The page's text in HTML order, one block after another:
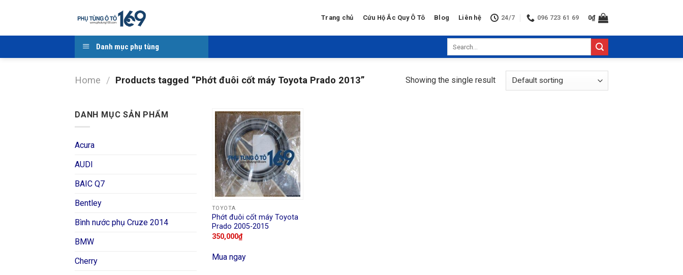
Trang chủ Cứu Hộ Ắc Quy Ô Tô Blog Liên hệ 24/7 096 723 61 69 0₫
Danh mục phụ tùng
Home / Products tagged “Phớt đuôi cốt máy Toyota Prado 2013” Showing the single result
DANH MỤC SẢN PHẨM
Acura
AUDI
BAIC Q7
Bentley
Bình nước phụ Cruze 2014
BMW
Cherry
TOYOTA
Phớt đuôi cốt máy Toyota
Prado 2005-2015
350,000₫
Mua ngay